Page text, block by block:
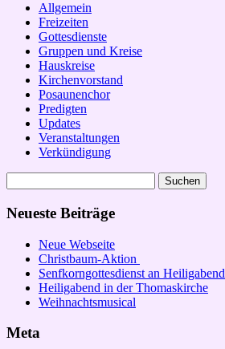
Allgemein
Freizeiten
Gottesdienste
Gruppen und Kreise
Hauskreise
Kirchenvorstand
Posaunenchor
Predigten
Updates
Veranstaltungen
Verkündigung
nach:
Neueste Beiträge
Neue Webseite
Christbaum-Aktion
Senfkorngottesdienst an Heiligabend
Heiligabend in der Thomaskirche
Weihnachtsmusical
Meta